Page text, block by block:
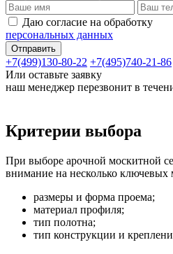
Даю согласие на обработку
персональных данных
+7(499)130-80-22 +7(495)740-21-86
Или оставьте заявку
наш менеджер перезвонит в
Критерии выбора
При выборе арочной москитной
внимание на несколько ключевых
размеры и форма проема;
материал профиля;
тип полотна;
тип конструкции и